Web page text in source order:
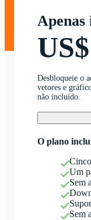
Apenas
Desbloqueie o
vetores e
não incluído.
O plano
Um
Sem
Sem